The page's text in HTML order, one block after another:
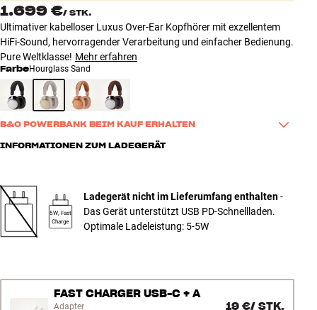
1.699 €/ STK.
Ultimativer kabelloser Luxus Over-Ear Kopfhörer mit exzellentem
HiFi-Sound, hervorragender Verarbeitung und einfacher Bedienung.
Pure Weltklasse! Mehr erfahren
FarbeHourglass Sand
B&O POWERBANK BEIM KAUF ERHALTEN
Kaufe Beoplay H100 oder Beo Grace über den untenstehenden Link
die Reise oder lange Tage unterwegs genießen möchten. Das
Angebot endet am 31/8
Hier kaufen
INFORMATIONEN ZUM LADEGERÄT
5W, Fast
Charge
Ladegerät nicht im Lieferumfang enthalten-
Das Gerät unterstützt USB PD-Schnellladen.
Optimale Ladeleistung: 5-5W
FAST CHARGER USB-C + A
Adapter 19 €/ STK.